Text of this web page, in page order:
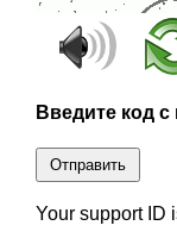
Введите код с
Отправить
Your support ID